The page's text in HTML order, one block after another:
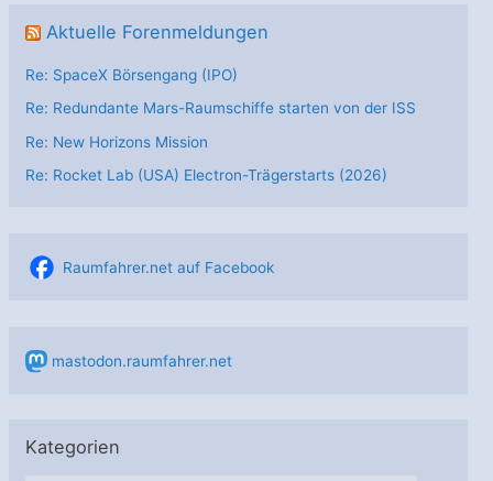
Aktuelle Forenmeldungen
Re: SpaceX Börsengang (IPO)
Re: Redundante Mars-Raumschiffe starten von der ISS
Re: New Horizons Mission
Re: Rocket Lab (USA) Electron-Trägerstarts (2026)
Raumfahrer.net auf Facebook
mastodon.raumfahrer.net
Kategorien